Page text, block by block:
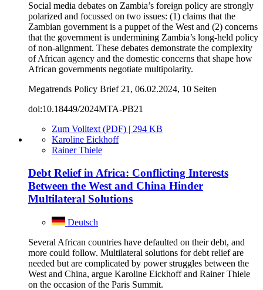
Social media debates on Zambia’s foreign policy are strongly
polarized and focussed on two issues: (1) claims that the
Zambian government is a puppet of the West and (2) concerns
that the government is undermining Zambia’s long-held policy
of non-alignment. These debates demonstrate the complexity
of African agency and the domestic concerns that shape how
African governments negotiate multipolarity.
Megatrends Policy Brief 21, 06.02.2024, 10 Seiten
doi:10.18449/2024MTA-PB21
Zum Volltext (PDF) | 294 KB
Karoline Eickhoff
Rainer Thiele
Debt Relief in Africa: Conflicting Interests
Between the West and China Hinder
Multilateral Solutions
Deutsch
Several African countries have defaulted on their debt, and
more could follow. Multilateral solutions for debt relief are
needed but are complicated by power struggles between the
West and China, argue Karoline Eickhoff and Rainer Thiele
on the occasion of the Paris Summit.